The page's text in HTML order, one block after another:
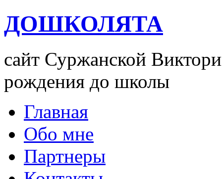
ДОШКОЛЯТА
сайт Суржанской
рождения до школы
Главная
Обо мне
Партнеры